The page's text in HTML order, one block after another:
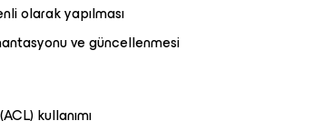
olarak yapılması
ve güncellenmesi
kullanımı